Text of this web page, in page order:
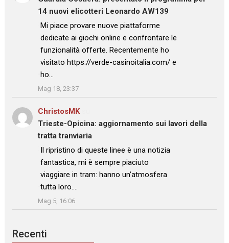
14 nuovi elicotteri Leonardo AW139
: “
Mi piace provare nuove piattaforme
dedicate ai giochi online e confrontare le
funzionalità offerte. Recentemente ho
visitato https://verde-casinoitalia.com/ e
ho…
”
Mag 18, 23:37
ChristosMKsu
Trieste-Opicina: aggiornamento sui lavori della
tratta tranviaria
: “
Il ripristino di queste linee è una notizia
fantastica, mi è sempre piaciuto
viaggiare in tram: hanno un’atmosfera
tutta loro.…
”
Mag 5, 16:06
Recenti